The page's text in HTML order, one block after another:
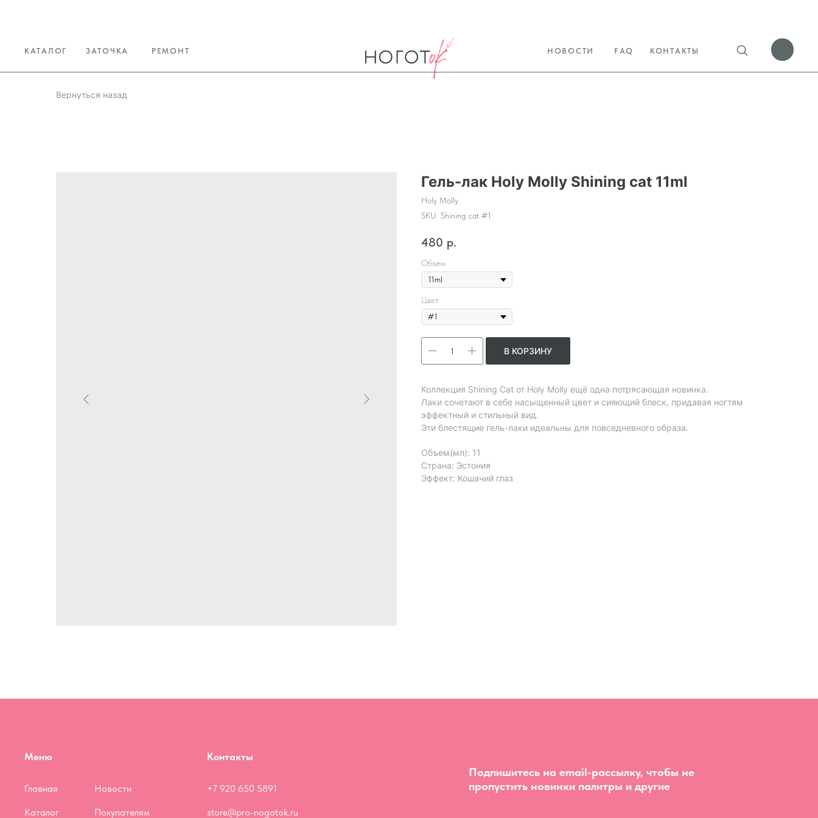
ЗАТОЧКА РЕМОНТ НОВОСТИ FAQ КОНТАКТЫ
КАТАЛОГ
Вернуться назад
Гель-лак Holy Molly Shining cat 11ml
Holy Molly
SKU: Shining cat #1
480 р.
Объем
Цвет
В КОРЗИНУ
Коллекция Shining Cat от Holy Molly ещё одна потрясающая новинка.
Лаки сочетают в себе насыщенный цвет и сияющий блеск, придавая ногтям
эффектный и стильный вид.
Эти блестящие гель-лаки идеальны для повседневного образа.
Объем(мл): 11
Страна: Эстония
Эффект: Кошачий глаз
Меню
Главная
Каталог
Новости
Покупателям
Контакты
Подпишитесь на email-рассылку, чтобы не
пропустить новинки палитры и другие
+7 920 650 5891
store@pro-nogotok.ru